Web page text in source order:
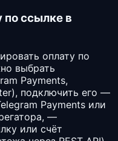
по ссылке в
оплату по
выбрать
Payments,
подключить его —
Payments или
—
или счёт